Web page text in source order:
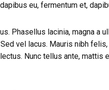
eu, fermentum et,
Phasellus lacinia, magna a
vel lacus. Mauris nibh
Nunc tellus ante, mattis